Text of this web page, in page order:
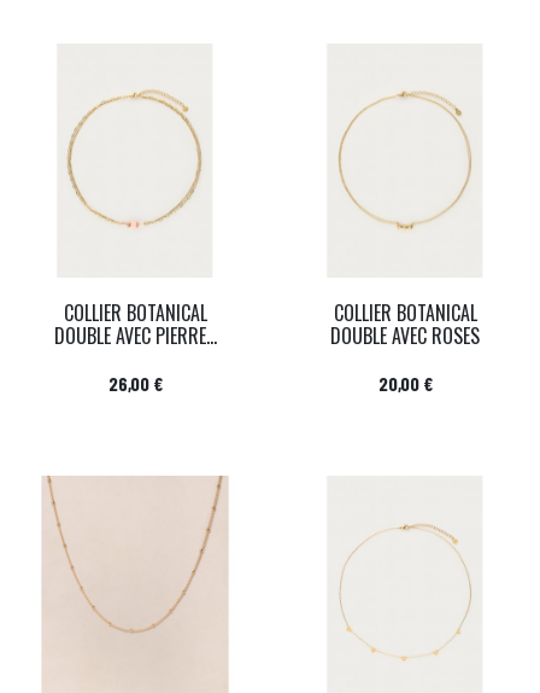
COLLIER BOTANICAL
DOUBLE AVEC PIERRE...
Prix
26,00 €
COLLIER BOTANICAL
DOUBLE AVEC ROSES
Prix
20,00 €